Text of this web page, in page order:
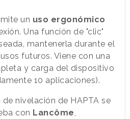
un uso ergonómico
Una función de "clic"
mantenerla durante el
futuros. Viene con una
y carga del dispositivo
10 aplicaciones).
nivelación de HAPTA se
con Lancôme